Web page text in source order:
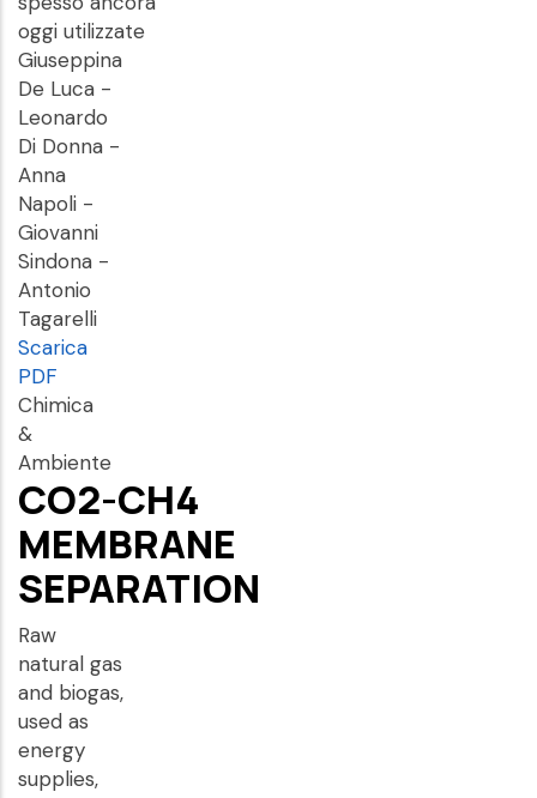
oggi utilizzate
Giuseppina
De Luca -
Leonardo
Di Donna -
Anna
Napoli -
Giovanni
Sindona -
Antonio
Tagarelli
Scarica
PDF
Chimica
&
Ambiente
CO2-CH4
MEMBRANE
SEPARATION
Raw
natural gas
and biogas,
used as
energy
supplies,